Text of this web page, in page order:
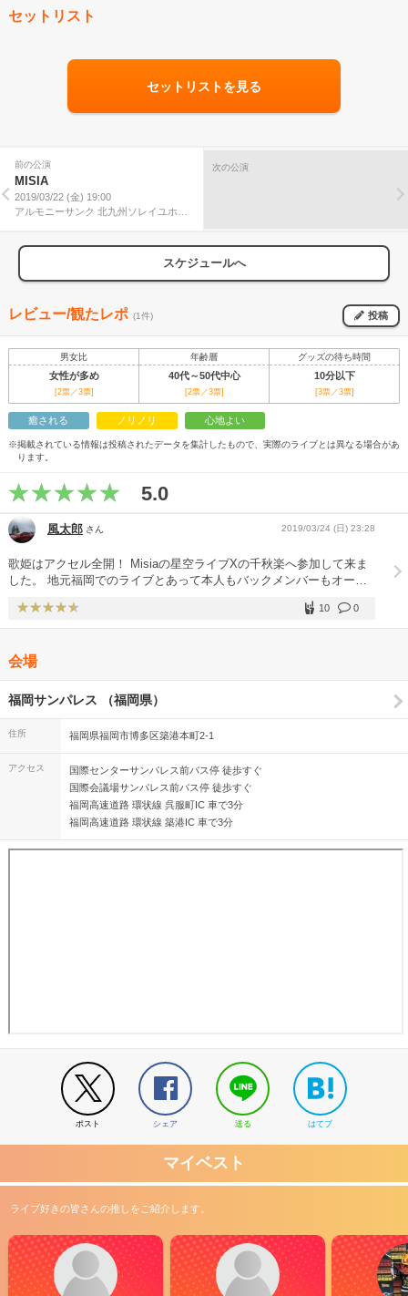
セットリスト
セットリストを見る
前の公演
MISIA
2019/03/22 (金) 19:00
アルモニーサンク 北九州ソレイユホー
次の公演
スケジュールへ
レビュー/観たレポ (1件) 投稿
男女比 年齢層 グッズの待ち時間
女性が多め 40代～50代中心 10分以下
[2票／3票] [2票／3票] [3票／3票]
癒される ノリノリ 心地よい
※掲載されている情報は投稿されたデータを集計したもので、実際のライブとは異なる場合があ
ります。
5.0
風太郎 さん 2019/03/24 (日) 23:28
歌姫はアクセル全開！ Misiaの星空ライブXの千秋楽へ参加して来ま
した。 地元福岡でのライブとあって本人もバックメンバーもオーデ
ラテン系のアップナンバーの連続でノリノリの後は、彼女の代表的な
バラードナンバーが続けて披露されるとその圧倒的なパフォーマンス
な〜んも考えとらんもんねぇ〜」と完全燃焼宣言！大いに会場を沸か
して歌も演奏もヒートアップしっぱなしのライブとなりました。 バ
ックメンバーも凄腕揃いでソロで活動されている方々ですからその
個々のパフォーマンスを生かしたメンバー紹介も一つのショーになり
ます。 しかも彼女もそれに乗っかって好きに歌うという奔放さに会
場からも歓声と歌声が沸きました。 無邪気に微笑みながら歌い踊る
爛漫な金魚の様で可愛らしく艶かしく見えました。 アンコールで
は、熱唱の果てにヘタリ込むほどの完全燃焼！ 「アイノカタチ」で
締めくくられたライブにオーディエンスは満足面持ちでステージに手
を振り終わりました。 彼女がデビューした頃からいつかは生で聴き
たいと思っていただけに感慨深いライブ参加となりました。
0
10
会場
福岡サンパレス （福岡県）
住所 福岡県福岡市博多区築港本町2-1
アクセス
国際センターサンパレス前バス停 徒歩すぐ
国際会議場サンパレス前バス停 徒歩すぐ
福岡高速道路 環状線 呉服町IC 車で3分
福岡高速道路 環状線 築港IC 車で3分
ポスト シェア 送る はてブ
マイベスト
ライブ好きの皆さんの推しをご紹介します。